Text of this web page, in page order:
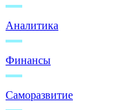
Аналитика
Финансы
Саморазвитие